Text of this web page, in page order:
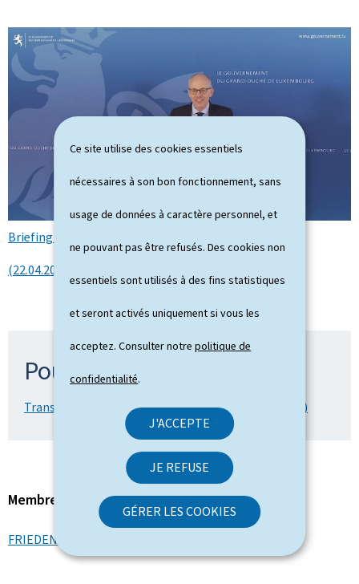
Ce site utilise des cookies essentiels
nécessaires à son bon fonctionnement, sans
usage de données à caractère personnel, et
ne pouvant pas être refusés. Des cookies non
essentiels sont utilisés à des fins statistiques
et seront activés uniquement si vous les
acceptez. Consulter notrepolitique de
confidentialité.
J'ACCEPTE
JE REFUSE
GÉRER LES COOKIES
Briefing de presse après le Conseil de gouvernement
(22.04.2026) (Vidéo YouTube)
Pour en savoir plus
Transcription du Livestream - 22.04.26 (Word, 47 Ko)
Membre du gouvernement
FRIEDEN Luc